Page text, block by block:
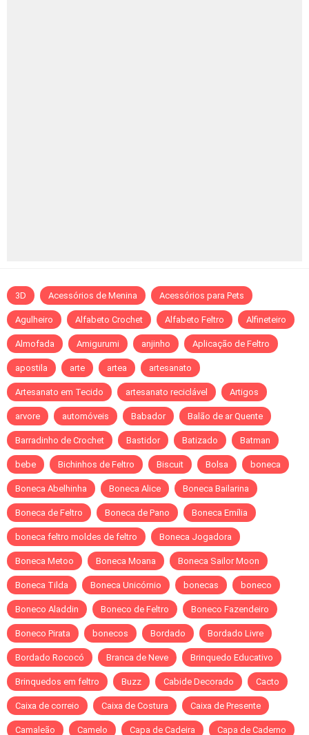
3D Acessórios de Menina Acessórios para Pets
Agulheiro Alfabeto Crochet Alfabeto Feltro Alfineteiro
Almofada Amigurumi anjinho Aplicação de Feltro
apostila arte artea artesanato
Artesanato em Tecido artesanato reciclável Artigos
arvore automóveis Babador Balão de ar Quente
Barradinho de Crochet Bastidor Batizado Batman
bebe Bichinhos de Feltro Biscuit Bolsa boneca
Boneca Abelhinha Boneca Alice Boneca Bailarina
Boneca de Feltro Boneca de Pano Boneca Emília
boneca feltro moldes de feltro Boneca Jogadora
Boneca Metoo Boneca Moana Boneca Sailor Moon
Boneca Tilda Boneca Unicórnio bonecas boneco
Boneco Aladdin Boneco de Feltro Boneco Fazendeiro
Boneco Pirata bonecos Bordado Bordado Livre
Bordado Rococó Branca de Neve Brinquedo Educativo
Brinquedos em feltro Buzz Cabide Decorado Cacto
Caixa de correio Caixa de Costura Caixa de Presente
Camaleão Camelo Capa de Cadeira Capa de Caderno